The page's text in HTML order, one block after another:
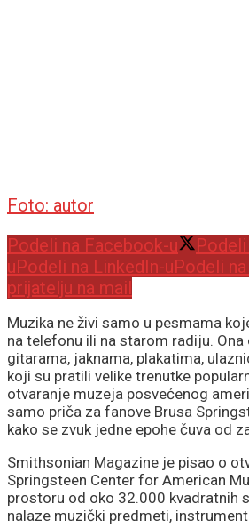
Foto: autor
Podeli na Facebook-u
uPodeli na LinkedIn-uPodeli
prijatelju na mail
Muzika ne živi samo u pesmama
na telefonu ili na starom radiju.
gitarama, jaknama, plakatima,
koji su pratili velike trenutke
otvaranje muzeja posvećenog
samo priča za fanove Brusa
kako se zvuk jedne epohe čuva od
Smithsonian Magazine je pisao o
Springsteen Center for American
prostoru od oko 32.000 kvadratnih
nalaze muzički predmeti,